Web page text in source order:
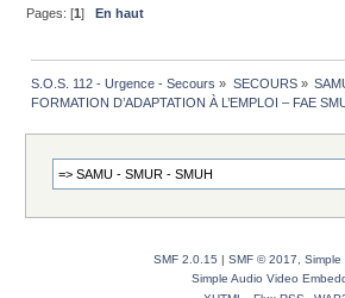
Pages: [1]En haut
S.O.S. 112 - Urgence - Secours » SECOURS»
FORMATION D’ADAPTATION À L’EMPLOI – FAE
SMF 2.0.15 | SMF © 2017
Simple
Simple Audio Video